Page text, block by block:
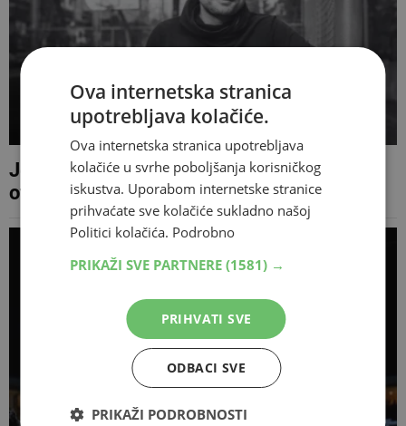
Je li zbog ove rečenice Edin Avdić dobio
otkaz na Areni?
Ova internetska stranica
upotrebljava kolačiće.
Ova internetska stranica upotrebljava
kolačiće u svrhe poboljšanja korisničkog
iskustva. Uporabom internetske stranice
prihvaćate sve kolačiće sukladno našoj
Politici kolačića. Podrobno
PRIKAŽI SVE PARTNERE (1581) →
PRIHVATI SVE
ODBACI SVE
PRIKAŽI PODROBNOSTI